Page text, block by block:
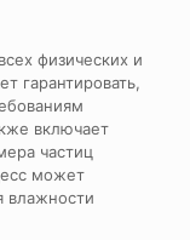
физических и
гарантировать,
включает
частиц
может
влажности